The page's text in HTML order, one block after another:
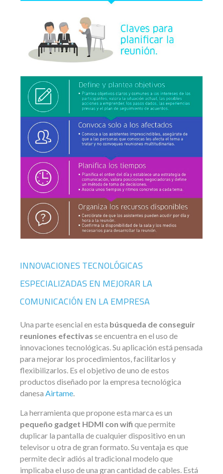
INNOVACIONES TECNOLÓGICAS
ESPECIALIZADAS EN MEJORAR LA
COMUNICACIÓN EN LA EMPRESA
Una parte esencial en esta búsqueda de conseguir
reuniones efectivas se encuentra en el uso de
innovaciones tecnológicas. Su aplicación está pensada
para mejorar los procedimientos, facilitarlos y
flexibilizarlos. Es el objetivo de uno de estos
productos diseñado por la empresa tecnológica
danesa Airtame.
La herramienta que propone esta marca es un
pequeño gadget HDMI con wifi que permite
duplicar la pantalla de cualquier dispositivo en un
televisor u otra de gran formato. Su ventaja es que
permite decir adiós al tradicional modelo que
implicaba el uso de una gran cantidad de cables. Está